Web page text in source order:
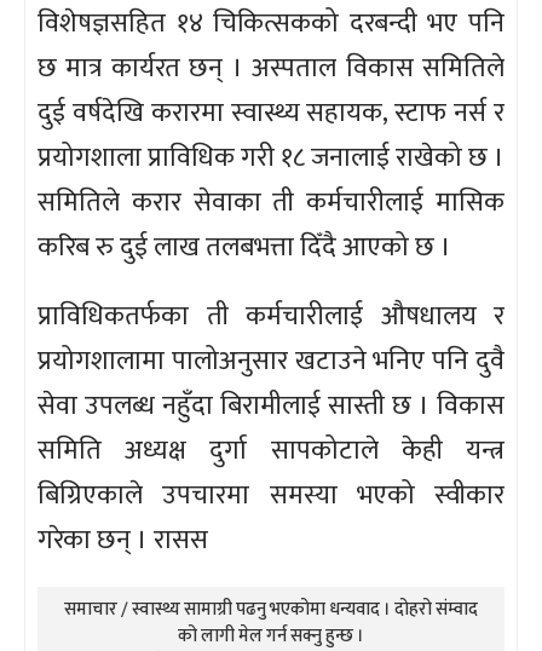
विशेषज्ञसहित १४ चिकित्सकको दरबन्दी भए पनि
छ मात्र कार्यरत छन् । अस्पताल विकास समितिले
दुई वर्षदेखि करारमा स्वास्थ्य सहायक, स्टाफ नर्स र
प्रयोगशाला प्राविधिक गरी १८ जनालाई राखेको छ ।
समितिले करार सेवाका ती कर्मचारीलाई मासिक
करिब रु दुई लाख तलबभत्ता दिँदै आएको छ ।
प्राविधिकतर्फका ती कर्मचारीलाई औषधालय र
प्रयोगशालामा पालोअनुसार खटाउने भनिए पनि दुवै
सेवा उपलब्ध नहुँदा बिरामीलाई सास्ती छ । विकास
समिति अध्यक्ष दुर्गा सापकोटाले केही यन्त्र
बिग्रिएकाले उपचारमा समस्या भएको स्वीकार
गरेका छन् । रासस
समाचार / स्वास्थ्य सामाग्री पढनु भएकोमा धन्यवाद । दोहरो संम्वाद
को लागी मेल गर्न सक्नु हुन्छ ।